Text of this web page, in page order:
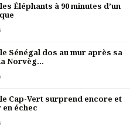
Éléphants à 90 minutes d’un
Sénégal dos au mur après sa
Norvèg...
Cap-Vert surprend encore et
en échec